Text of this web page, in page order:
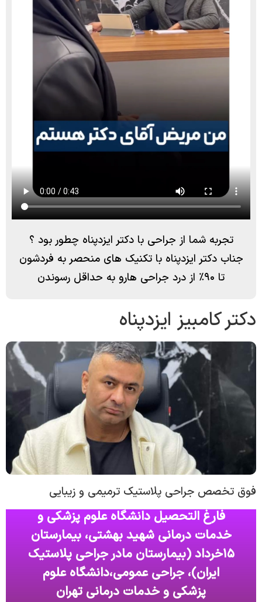
تجربه شما از جراحی با دکتر ایزدپناه چطور بود ؟
جناب دکتر ایزدپناه با تکنیک های منحصر به فردشون
تا ۹۰٪ از درد جراحی هارو به حداقل رسوندن
دکتر کامبیز ایزدپناه
فوق تخصص جراحی پلاستیک ترمیمی و زیبایی
فارغ التحصیل دانشگاه علوم پزشکی و
خدمات درمانی شهید بهشتی، بیمارستان
۱۵خرداد (بیمارستان مادر جراحی پلاستیک
ایران)، جراحی عمومی،دانشگاه علوم
پزشکی و خدمات درمانی تهران